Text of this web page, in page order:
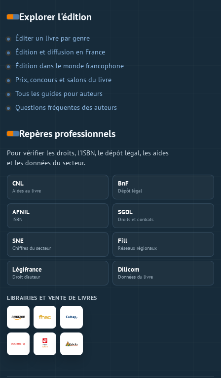
Explorer l'édition
Éditer un livre par genre
Édition et diffusion en France
Édition dans le monde francophone
Prix, concours et salons du livre
Tous les guides pour auteurs
Questions fréquentes des auteurs
Repères professionnels
Pour vérifier les droits, l'ISBN, le dépôt légal, les aides
et les données du secteur.
CNL
Aides au livre
BnF
Dépôt légal
AFNIL
ISBN
SGDL
Droits et contrats
SNE
Chiffres du secteur
Fill
Réseaux régionaux
Légifrance
Droit d'auteur
Dilicom
Données du livre
LIBRAIRIES ET VENTE DE LIVRES